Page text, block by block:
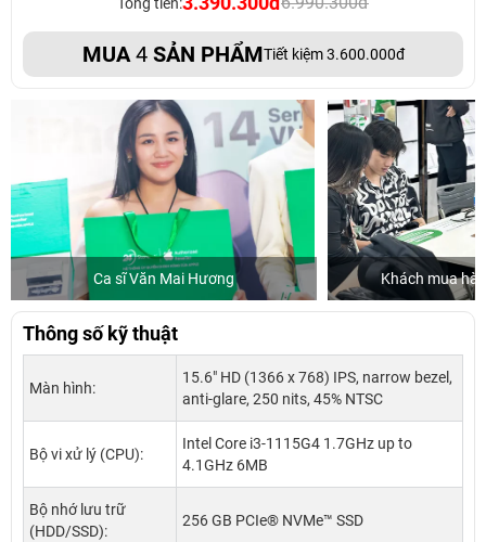
MUA4SẢN PHẨMTiết kiệm 3.600.000đ
Ca sĩ Văn Mai Hương Khách mua
Thông số kỹ thuật
Màn hình:
15.6" HD (1366 x 768) IPS, narrow bezel,
anti-glare, 250 nits, 45% NTSC
Bộ vi xử lý (CPU):
Intel Core i3-1115G4 1.7GHz up to
4.1GHz 6MB
Bộ nhớ lưu trữ
(HDD/SSD):
256 GB PCIe® NVMe™ SSD